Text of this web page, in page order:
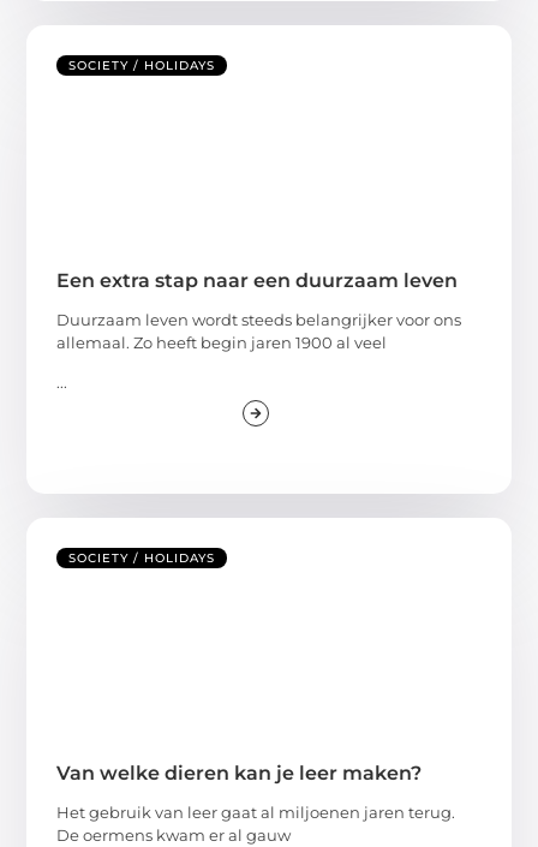
SOCIETY / HOLIDAYS
Een extra stap naar een duurzaam leven
Duurzaam leven wordt steeds belangrijker voor ons
allemaal. Zo heeft begin jaren 1900 al veel
...
SOCIETY / HOLIDAYS
Van welke dieren kan je leer maken?
Het gebruik van leer gaat al miljoenen jaren terug.
De oermens kwam er al gauw